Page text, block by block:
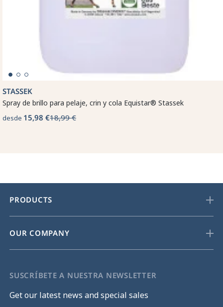
STASSEK
Spray de brillo para pelaje, crin y cola Equistar® Stassek
desde 15,98 €18,99 €
PRODUCTS
OUR COMPANY
SUSCRÍBETE A NUESTRA NEWSLETTER
Get our latest news and special sales